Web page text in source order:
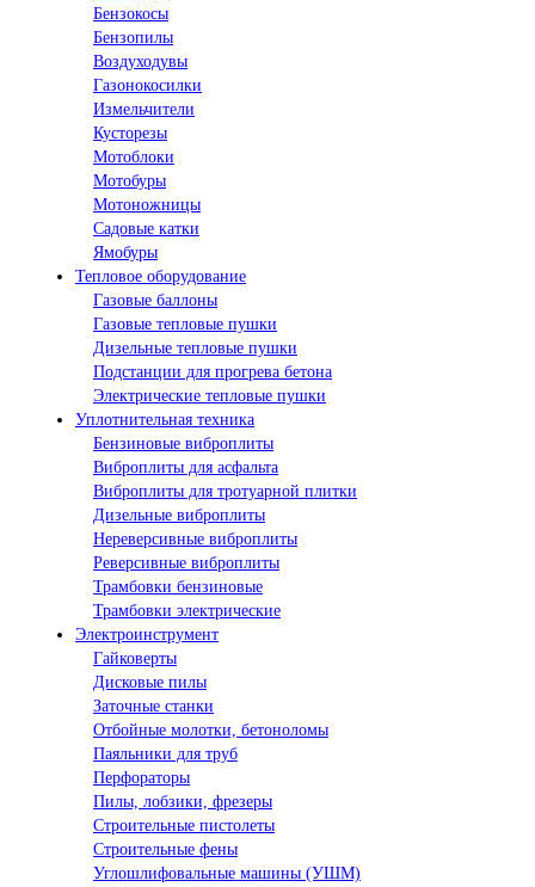
Бензокосы
Бензопилы
Воздуходувы
Газонокосилки
Измельчители
Кусторезы
Мотоблоки
Мотобуры
Мотоножницы
Садовые катки
Ямобуры
Тепловое оборудование
Газовые баллоны
Газовые тепловые пушки
Дизельные тепловые пушки
Подстанции для прогрева бетона
Электрические тепловые пушки
Уплотнительная техника
Бензиновые виброплиты
Виброплиты для асфальта
Виброплиты для тротуарной плитки
Дизельные виброплиты
Нереверсивные виброплиты
Реверсивные виброплиты
Трамбовки бензиновые
Трамбовки электрические
Электроинструмент
Гайковерты
Дисковые пилы
Заточные станки
Отбойные молотки, бетоноломы
Паяльники для труб
Перфораторы
Пилы, лобзики, фрезеры
Строительные пистолеты
Строительные фены
Углошлифовальные машины (УШМ)